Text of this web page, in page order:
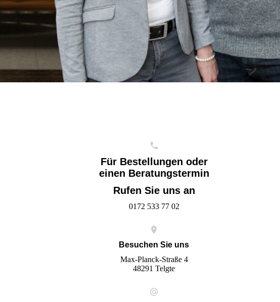
Für Bestellungen oder
einen Beratungstermin
Rufen Sie uns an
0172 533 77 02
Besuchen Sie uns
Max-Planck-Straße 4
48291 Telgte